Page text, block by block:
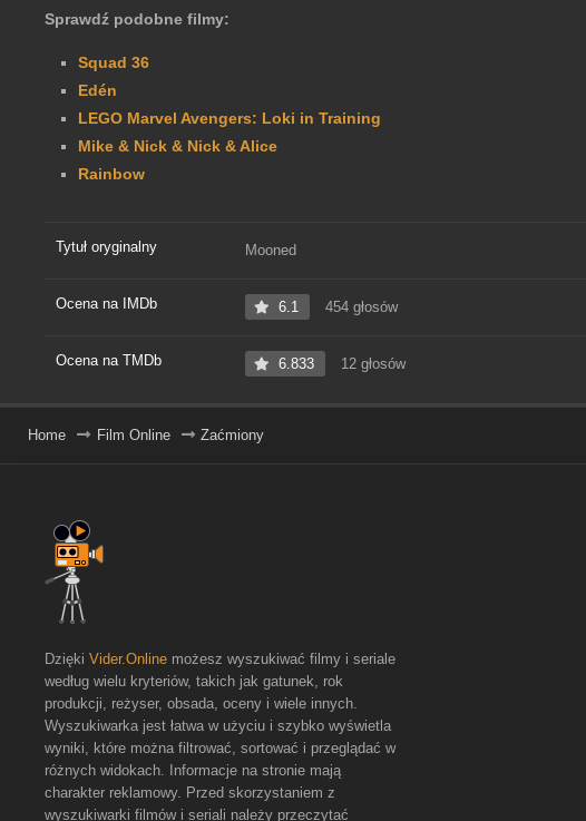
Sprawdź podobne filmy:
Squad 36
Edén
LEGO Marvel Avengers: Loki in Training
Mike & Nick & Nick & Alice
Rainbow
Tytuł oryginalny Mooned
Ocena na IMDb 6.1 454 głosów
Ocena na TMDb 6.833 12 głosów
Home Film Online Zaćmiony
Dzięki Vider.Online możesz wyszukiwać filmy i seriale
według wielu kryteriów, takich jak gatunek, rok
produkcji, reżyser, obsada, oceny i wiele innych.
Wyszukiwarka jest łatwa w użyciu i szybko wyświetla
wyniki, które można filtrować, sortować i przeglądać w
różnych widokach. Informacje na stronie mają
charakter reklamowy. Przed skorzystaniem z
wyszukiwarki filmów i seriali należy przeczytać